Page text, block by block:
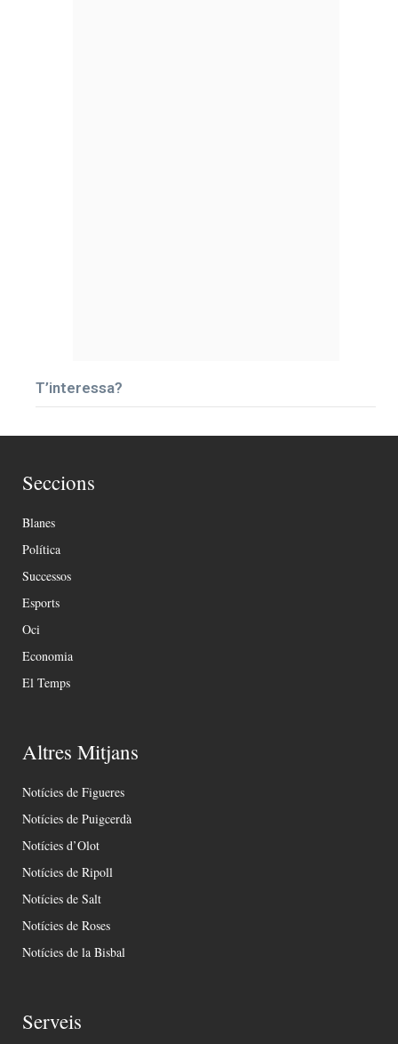
T’interessa?
Seccions
Blanes
Política
Successos
Esports
Oci
Economia
El Temps
Altres Mitjans
Notícies de Figueres
Notícies de Puigcerdà
Notícies d’Olot
Notícies de Ripoll
Notícies de Salt
Notícies de Roses
Notícies de la Bisbal
Serveis